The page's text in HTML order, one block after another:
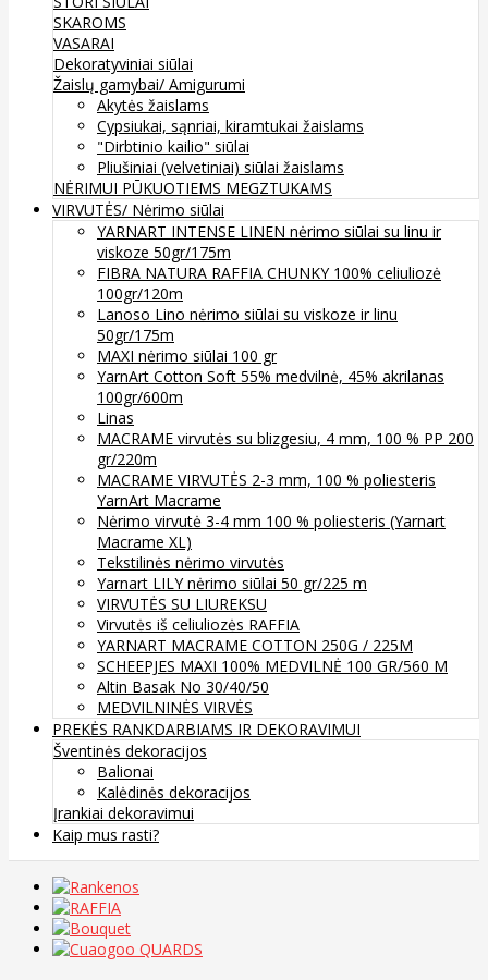
SKAROMS
VASARAI
Dekoratyviniai siūlai
Žaislų gamybai/ Amigurumi
Akytės žaislams
Cypsiukai, sąnriai, kiramtukai žaislams
"Dirbtinio kailio" siūlai
Pliušiniai (velvetiniai) siūlai žaislams
NĖRIMUI PŪKUOTIEMS MEGZTUKAMS
VIRVUTĖS/ Nėrimo siūlai
YARNART INTENSE LINEN nėrimo siūlai su linu ir
viskoze 50gr/175m
FIBRA NATURA RAFFIA CHUNKY 100% celiuliozė
100gr/120m
Lanoso Lino nėrimo siūlai su viskoze ir linu
50gr/175m
MAXI nėrimo siūlai 100 gr
YarnArt Cotton Soft 55% medvilnė, 45% akrilanas
100gr/600m
Linas
MACRAME virvutės su blizgesiu, 4 mm, 100 % PP 200
gr/220m
MACRAME VIRVUTĖS 2-3 mm, 100 % poliesteris
YarnArt Macrame
Nėrimo virvutė 3-4 mm 100 % poliesteris (Yarnart
Macrame XL)
Tekstilinės nėrimo virvutės
Yarnart LILY nėrimo siūlai 50 gr/225 m
VIRVUTĖS SU LIUREKSU
Virvutės iš celiuliozės RAFFIA
YARNART MACRAME COTTON 250G / 225M
SCHEEPJES MAXI 100% MEDVILNĖ 100 GR/560 M
Altin Basak No 30/40/50
MEDVILNINĖS VIRVĖS
PREKĖS RANKDARBIAMS IR DEKORAVIMUI
Šventinės dekoracijos
Balionai
Kalėdinės dekoracijos
Įrankiai dekoravimui
Kaip mus rasti?